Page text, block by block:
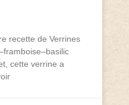
recette de Verrines
cette verrine a